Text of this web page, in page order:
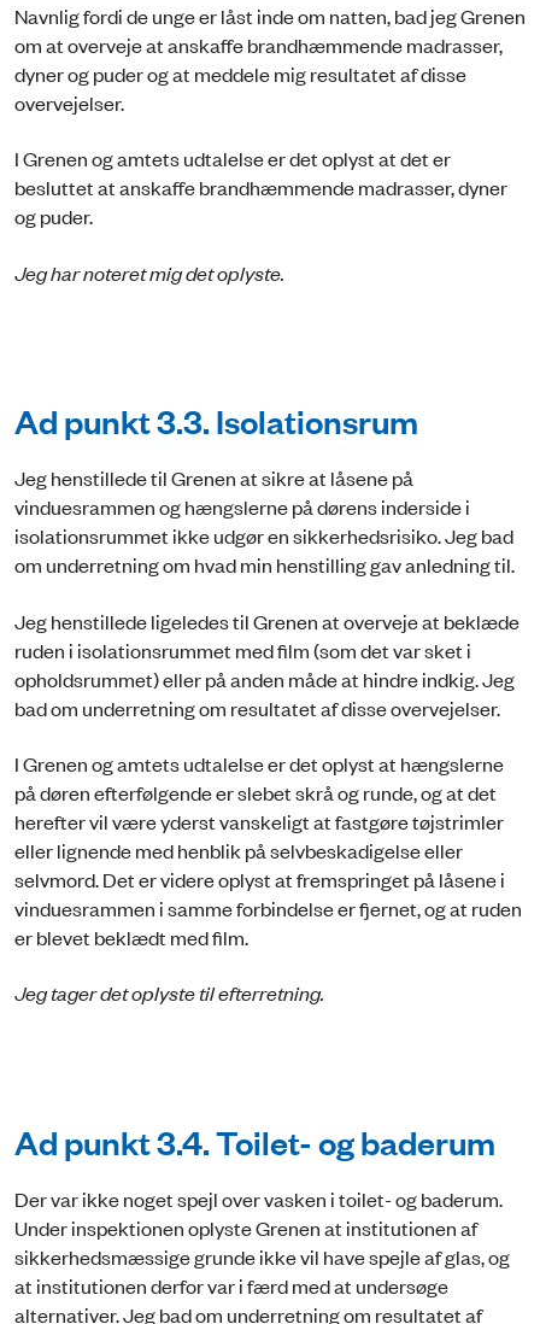
Navnlig fordi de unge er låst inde om natten, bad jeg Grenen
om at overveje at anskaffe brandhæmmende madrasser,
dyner og puder og at meddele mig resultatet af disse
overvejelser.
I Grenen og amtets udtalelse er det oplyst at det er
besluttet at anskaffe brandhæmmende madrasser, dyner
og puder.
Jeg har noteret mig det oplyste.
Ad punkt 3.3. Isolationsrum
Jeg henstillede til Grenen at sikre at låsene på
vinduesrammen og hængslerne på dørens inderside i
isolationsrummet ikke udgør en sikkerhedsrisiko. Jeg bad
om underretning om hvad min henstilling gav anledning til.
Jeg henstillede ligeledes til Grenen at overveje at beklæde
ruden i isolationsrummet med film (som det var sket i
opholdsrummet) eller på anden måde at hindre indkig. Jeg
bad om underretning om resultatet af disse overvejelser.
I Grenen og amtets udtalelse er det oplyst at hængslerne
på døren efterfølgende er slebet skrå og runde, og at det
herefter vil være yderst vanskeligt at fastgøre tøjstrimler
eller lignende med henblik på selvbeskadigelse eller
selvmord. Det er videre oplyst at fremspringet på låsene i
vinduesrammen i samme forbindelse er fjernet, og at ruden
er blevet beklædt med film.
Jeg tager det oplyste til efterretning.
Ad punkt 3.4. Toilet- og baderum
Der var ikke noget spejl over vasken i toilet- og baderum.
Under inspektionen oplyste Grenen at institutionen af
sikkerhedsmæssige grunde ikke vil have spejle af glas, og
at institutionen derfor var i færd med at undersøge
alternativer. Jeg bad om underretning om resultatet af